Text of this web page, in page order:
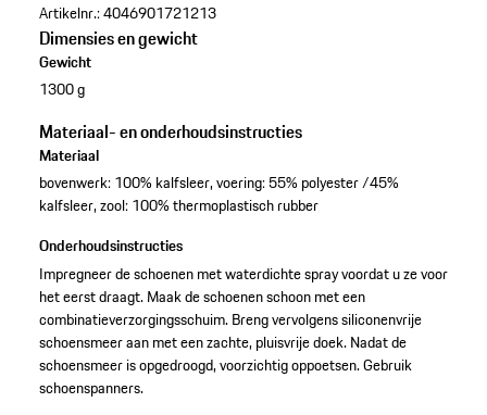
Artikelnr.:4046901721213
Dimensies en gewicht
Gewicht
1300 g
Materiaal- en onderhoudsinstructies
Materiaal
bovenwerk: 100% kalfsleer, voering: 55% polyester /45%
kalfsleer, zool: 100% thermoplastisch rubber
Onderhoudsinstructies
Impregneer de schoenen met waterdichte spray voordat u ze voor
het eerst draagt. Maak de schoenen schoon met een
combinatieverzorgingsschuim. Breng vervolgens siliconenvrije
schoensmeer aan met een zachte, pluisvrije doek. Nadat de
schoensmeer is opgedroogd, voorzichtig oppoetsen. Gebruik
schoenspanners.